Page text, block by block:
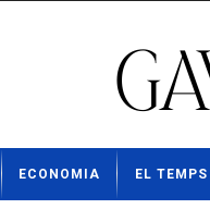
ECONOMIA EL TEMPS